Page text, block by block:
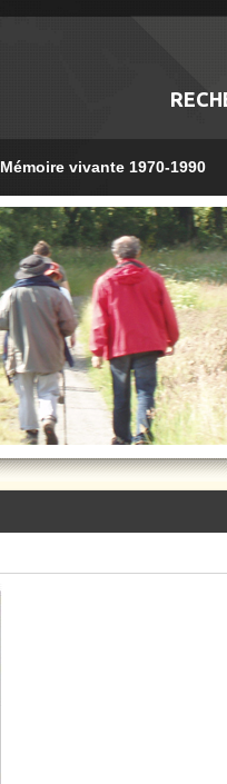
Mémoire vivante 1970-1990